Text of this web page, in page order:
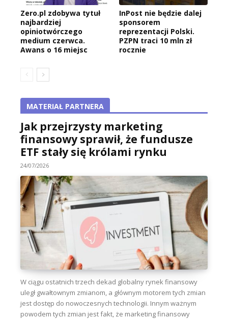
Zero.pl zdobywa tytuł
najbardziej
opiniotwórczego
medium czerwca.
Awans o 16 miejsc
InPost nie będzie dalej
sponsorem
reprezentacji Polski.
PZPN traci 10 mln zł
rocznie
MATERIAŁ PARTNERA
Jak przejrzysty marketing
finansowy sprawił, że fundusze
ETF stały się królami rynku
24/07/2026
W ciągu ostatnich trzech dekad globalny rynek finansowy
uległ gwałtownym zmianom, a głównym motorem tych zmian
jest dostęp do nowoczesnych technologii. Innym ważnym
powodem tych zmian jest fakt, że marketing finansowy